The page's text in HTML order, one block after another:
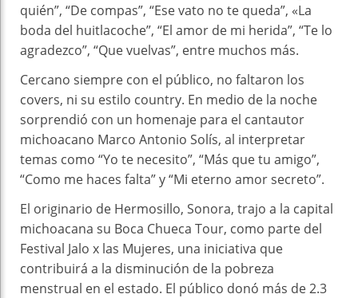
quién”, “De compas”, “Ese vato no te queda”, «La
boda del huitlacoche”, “El amor de mi herida”, “Te lo
agradezco”, “Que vuelvas”, entre muchos más.
Cercano siempre con el público, no faltaron los
covers, ni su estilo country. En medio de la noche
sorprendió con un homenaje para el cantautor
michoacano Marco Antonio Solís, al interpretar
temas como “Yo te necesito”, “Más que tu amigo”,
“Como me haces falta” y “Mi eterno amor secreto”.
El originario de Hermosillo, Sonora, trajo a la capital
michoacana su Boca Chueca Tour, como parte del
Festival Jalo x las Mujeres, una iniciativa que
contribuirá a la disminución de la pobreza
menstrual en el estado. El público donó más de 2.3